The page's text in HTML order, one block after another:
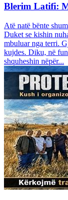
Blerim Latifi:
Atë natë bënte
Duket se kishin
mbuluar nga terri.
kujdes. Diku, në
shquheshin nëpër...